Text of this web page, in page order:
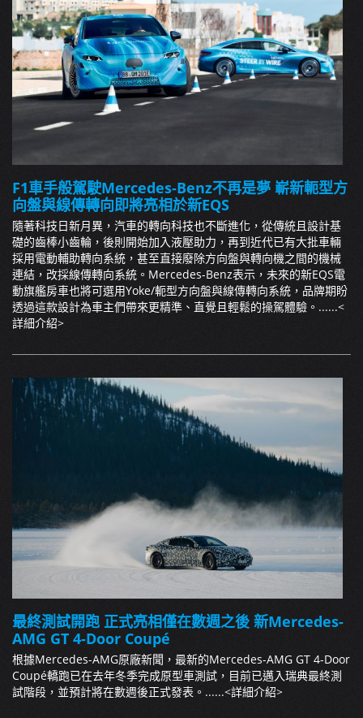
F1車手般駕駛Mercedes-Benz不再是夢 嶄新軛型方
向盤與線傳轉向即將亮相於新EQS
隨著科技日新月異，汽車的轉向科技也不斷進化，從傳統且設計基
礎的齒棒小齒輪，後則開始加入液壓助力，再到近代已有大批車輛
採用電動輔助轉向系統，甚至直接廢除方向盤與轉向機之間的機械
連結，改採線傳轉向系統。Mercedes-Benz表示，未來的新EQS電
動旗艦房車也將可選用Yoke/軛型方向盤與線傳轉向系統，品牌期盼
透過這款設計為車主們帶來更精準、直覺且輕鬆的操駕體驗。......<
詳細介紹>
最終測試開跑 正式亮相僅在數週之後 新Mercedes-
AMG GT 4-Door Coupé
根據Mercedes-AMG原廠新聞，最新的Mercedes-AMG GT 4-Door
Coupé轎跑已在去年冬季完成原型車測試，目前已邁入瑞典最終測
試階段，並預計將在數週後正式發表。......<詳細介紹>